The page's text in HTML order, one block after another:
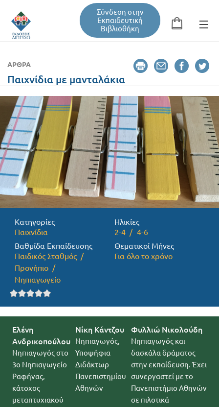
Σύνδεση στην
Εκπαιδευτική
Βιβλιοθήκη
Φόρμα αναζήτησης
Εκπαιδευτική Βιβλιοθήκη
Βιβλία
Σεμινάρια / Συνέδρια
Τεύχη Περιοδικών
Προσφορές
ΆΡΘΡΑ
Παιχνίδια με μανταλάκια
Κατηγορίες
Παιχνίδια
Ηλικίες
2-4
4-6
Βαθμίδα Εκπαίδευσης
Παιδικός Σταθμός
Προνήπιο
Νηπιαγωγείο
Θεματικοί Μήνες
Για όλο το χρόνο
Ελένη
Ανδρικοπούλου
Νηπιαγωγός στο
3ο Νηπιαγωγείο
Ραφήνας,
κάτοχος
μεταπτυχιακού
Νίκη Κάντζου
Νηπιαγωγός,
Υποψήφια
Διδάκτωρ
Πανεπιστημίου
Αθηνών
Φυλλιώ Νικολούδη
Νηπιαγωγός και
δασκάλα δράματος
στην εκπαίδευση. Έχει
συνεργαστεί με το
Πανεπιστήμιο Αθηνών
σε πιλοτικά